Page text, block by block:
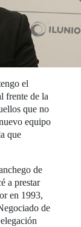
el
frente de la
que no
equipo
que
de
a prestar
en 1993,
de